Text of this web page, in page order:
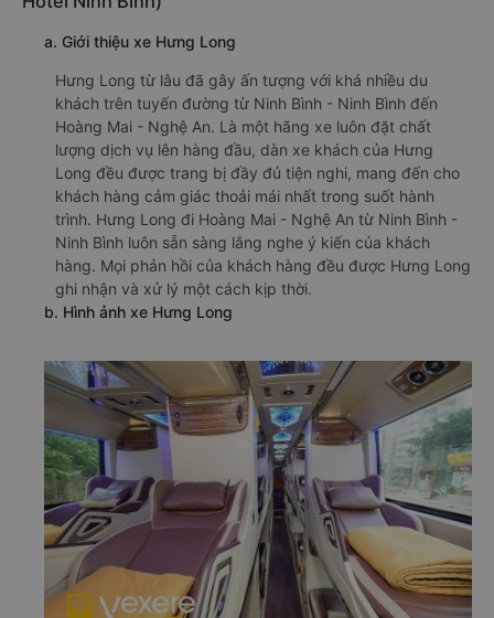
a. Giới thiệu xe Hưng Long
Hưng Long từ lâu đã gây ấn tượng với khá nhiều du
khách trên tuyến đường từ Ninh Bình - Ninh Bình đến
Hoàng Mai - Nghệ An. Là một hãng xe luôn đặt chất
lượng dịch vụ lên hàng đầu, dàn xe khách của Hưng
Long đều được trang bị đầy đủ tiện nghi, mang đến cho
khách hàng cảm giác thoải mái nhất trong suốt hành
trình. Hưng Long đi Hoàng Mai - Nghệ An từ Ninh Bình -
Ninh Bình luôn sẵn sàng lắng nghe ý kiến của khách
hàng. Mọi phản hồi của khách hàng đều được Hưng Long
ghi nhận và xử lý một cách kịp thời.
b. Hình ảnh xe Hưng Long